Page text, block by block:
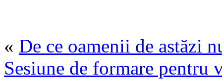
« De ce oamenii de astăzi
Sesiune de formare